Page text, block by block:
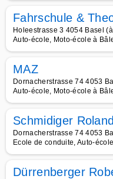
Fahrschule &
Holeestrasse 3 4054 Basel
Auto-école, Moto-école à
MAZ
Dornacherstrasse 74 4053
Auto-école, Moto-école à
Schmidiger Roland
Dornacherstrasse 74 4053
Ecole de conduite, Auto-
Dürrenberger